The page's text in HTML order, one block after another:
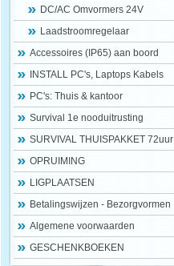
DC/AC Omvormers 24V
Laadstroomregelaar
Accessoires (IP65) aan boord
INSTALL PC's, Laptops Kabels
PC's: Thuis & kantoor
Survival 1e nooduitrusting
SURVIVAL THUISPAKKET 72uur
OPRUIMING
LIGPLAATSEN
Betalingswijzen - Bezorgvormen
Algemene voorwaarden
GESCHENKBOEKEN